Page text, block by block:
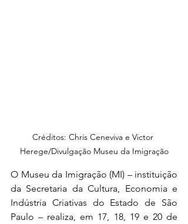
Créditos: Chris Ceneviva e Victor
Herege/Divulgação Museu da Imigração
O Museu da Imigração (MI) – instituição
da Secretaria da Cultura, Economia e
Indústria Criativas do Estado de São
Paulo – realiza, em 17, 18, 19 e 20 de